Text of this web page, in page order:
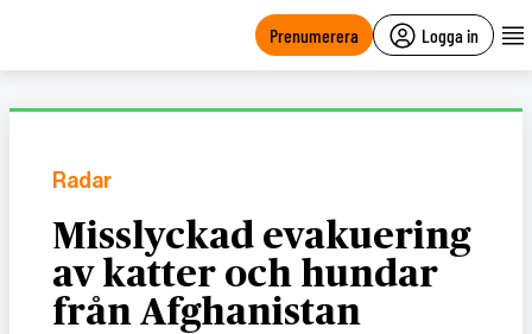
Prenumerera Logga in
Radar
Misslyckad evakuering
av katter och hundar
från Afghanistan